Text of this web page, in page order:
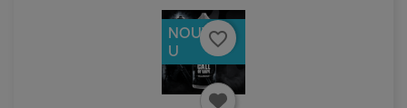
NOUVEA
U
favorite_border